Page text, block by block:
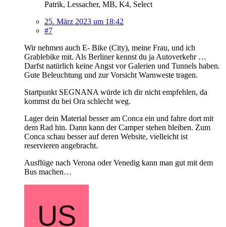
Patrik, Lessacher, MB, K4, Select
25. März 2023 um 18:42
#7
Wir nehmen auch E- Bike (City), meine Frau, und ich
Grablebike mit. Als Berliner kennst du ja Autoverkehr …
Darfst natürlich keine Angst vor Galerien und Tunnels haben.
Gute Beleuchtung und zur Vorsicht Warnweste tragen.
Startpunkt SEGNANA würde ich dir nicht empfehlen, da
kommst du bei Ora schlecht weg.
Lager dein Material besser am Conca ein und fahre dort mit
dem Rad hin. Dann kann der Camper stehen bleiben. Zum
Conca schau besser auf deren Website, vielleicht ist
reservieren angebracht.
Ausflüge nach Verona oder Venedig kann man gut mit dem
Bus machen…